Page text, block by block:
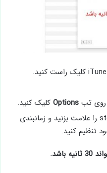
روی تب Options کلیک کنید.
در اینجا ، کادرهای start و stop را علامت بزنید و زمانبندی
تنظیم کنید.